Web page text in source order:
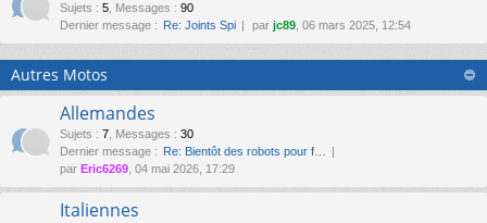
Sujets : 5 Messages : 90
Dernier message : Re: Joints Spi par jc89 , 06 mars 2025, 12:54
Autres Motos
Allemandes
Sujets : 7 Messages : 30
Dernier message : Re: Bientôt des robots pour f…
par Eric6269 , 04 mai 2026, 17:29
Italiennes